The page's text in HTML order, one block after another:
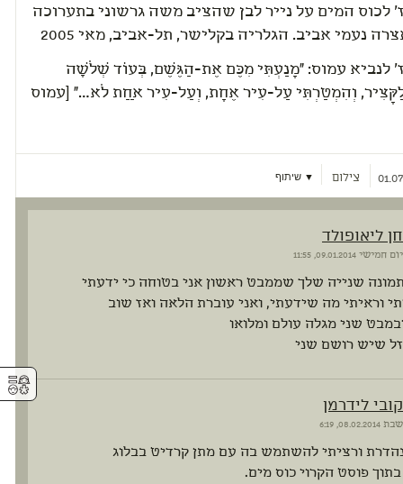
לכוס המים על נייר לבן שהציב משה גרשוני בתערוכה
נעמי אביב. הגלריה בקלישר, תל-אביב, מאי 2005
לנביא עמוס: "מָנַעְתִּי מִכֶּם אֶת-הַגֶּשֶׁם, בְּעוֹד שְׁלֹשָׁה
וְהִמְטַרְתִּי עַל-עִיר אֶחָת, וְעַל-עִיר אַחַת לֹא…" [עמוס
צילום ▼ שיתוף
חן ליאופולד
יום חמישי
תמונה שנייה שלך שממבט ראשון אני בטוחה כי ידעתי
וראיתי מה שידעתי, ואני עוברת הלאה ואז שוב
שני מגלה עולם ומלואו
שיש רושם שני
קובי לידרמן
שבת
ורציתי להשתמש בה עם מתן קרדיט בבלוג
פוסט הקרוי כוס מים.
⚥︎